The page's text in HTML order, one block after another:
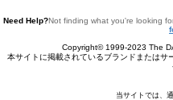
Need Help?Not finding what you're looking
Copyright© 1999-2023 The
本サイトに掲載されているブランドまたは
当サイトでは、